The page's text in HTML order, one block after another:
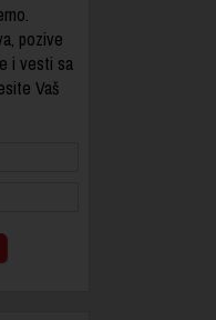
pozive
i vesti sa
Vaš